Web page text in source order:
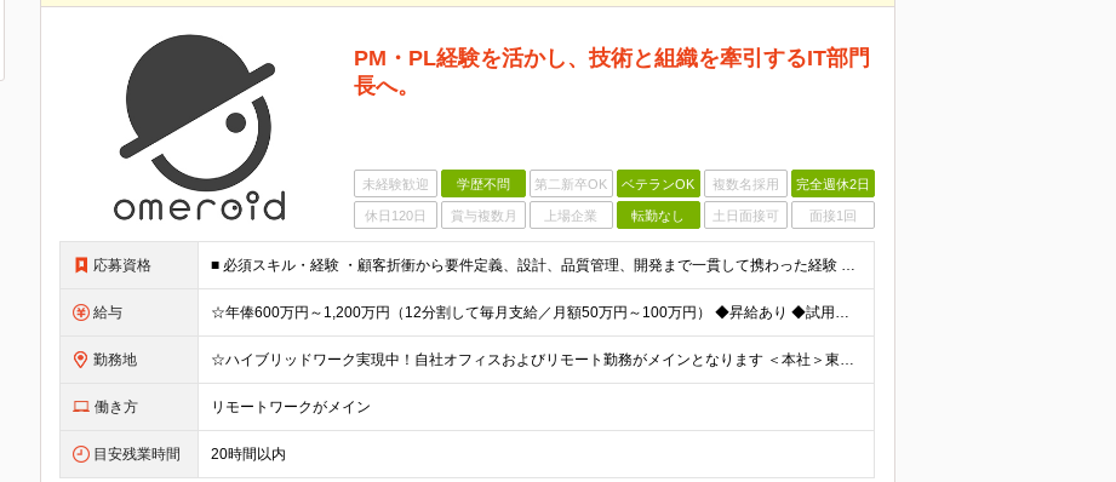
PM・PL経験を活かし、技術と組織を牽引するIT部門
長へ。
未経験歓迎 学歴不問 第二新卒OK ベテランOK 複数名採用 完全週休2日
休日120日 賞与複数月 上場企業 転勤なし 土日面接可 面接1回
応募資格 ■ 必須スキル・経験 ・顧客折衝から要件定義、設計、品質管理、開発まで一貫して携わった経験 ・システムアーキテクチャを設計・構築できる知識・経験 ・プロジェクトリーダーまたはPMとしてチームやプロジェ
給与 ☆年俸600万円～1,200万円（12分割して毎月支給／月額50万円～100万円） ◆昇給あり ◆試用期間6ヶ月（期間中の給与、待遇、雇用形態等の差異はありません） ※前職の経験やスキルを考慮の上で
勤務地 ☆ハイブリッドワーク実現中！自社オフィスおよびリモート勤務がメインとなります ＜本社＞東京都中央区八丁堀3-1-7 永井ビル2階 ＜和歌山オフィス＞和歌山県和歌山市湊紺屋町1-20 キノワ201 ※
働き方 リモートワークがメイン
目安残業時間 20時間以内